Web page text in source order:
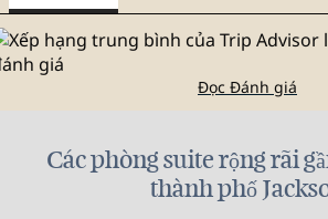
Đọc Đánh giá
Các phòng suite rộng rãi
thành phố